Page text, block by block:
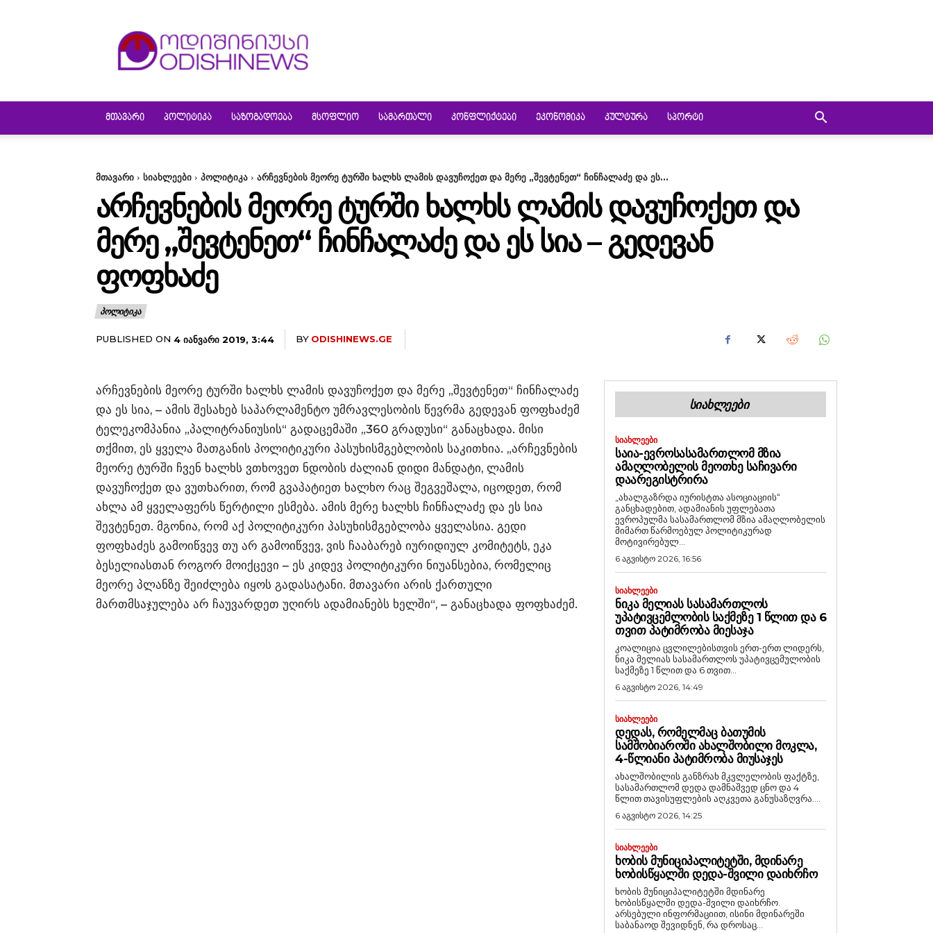
ᲛᲗᲐᲕᲐᲠᲘ ᲞᲝᲚᲘᲢᲘᲙᲐ ᲡᲐᲖᲝᲒᲐᲓᲝᲔᲑᲐ ᲛᲡᲝᲤᲚᲘᲝ ᲡᲐᲛᲐᲠᲗᲐᲚᲘ ᲙᲝᲜᲤᲚᲘᲥᲢᲔᲑᲘ ᲔᲙᲝᲜᲝᲛᲘᲙᲐ ᲙᲣᲚᲢᲣᲠᲐ ᲡᲞᲝᲠᲢᲘ
მთავარი სიახლეები პოლიტიკა არჩევნების მეორე ტურში ხალხს ლამის დავუჩოქეთ და მერე „შევტენეთ“ ჩინჩალაძე და ეს...
ᲐᲠᲩᲔᲕᲜᲔᲑᲘᲡ ᲛᲔᲝᲠᲔ ᲢᲣᲠᲨᲘ ᲮᲐᲚᲮᲡ ᲚᲐᲛᲘᲡ ᲓᲐᲕᲣᲩᲝᲥᲔᲗ ᲓᲐ
ᲛᲔᲠᲔ „ᲨᲔᲕᲢᲔᲜᲔᲗ“ ᲩᲘᲜᲩᲐᲚᲐᲫᲔ ᲓᲐ ᲔᲡ ᲡᲘᲐ – ᲒᲔᲓᲔᲕᲐᲜ
ᲤᲝᲤᲮᲐᲫᲔ
ᲞᲝᲚᲘᲢᲘᲙᲐ
PUBLISHED ON 4 ᲘᲐᲜᲕᲐᲠᲘ 2019, 3:44 BY ODISHINEWS.GE
არჩევნების მეორე ტურში ხალხს ლამის დავუჩოქეთ და მერე „შევტენეთ“ ჩინჩალაძე
და ეს სია, – ამის შესახებ საპარლამენტო უმრავლესობის წევრმა გედევან ფოფხაძემ
ტელეკომპანია „პალიტრანიუსის“ გადაცემაში „360 გრადუსი“ განაცხადა. მისი
თქმით, ეს ყველა მათგანის პოლიტიკური პასუხისმგებლობის საკითხია. „არჩევნების
მეორე ტურში ჩვენ ხალხს ვთხოვეთ ნდობის ძალიან დიდი მანდატი, ლამის
დავუჩოქეთ და ვუთხარით, რომ გვაპატიეთ ხალხო რაც შეგვეშალა, იცოდეთ, რომ
ახლა ამ ყველაფერს წერტილი ესმება. ამის მერე ხალხს ჩინჩალაძე და ეს სია
შევტენეთ. მგონია, რომ აქ პოლიტიკური პასუხისმგებლობა ყველასია. გედი
ფოფხაძეს გამოიწვევ თუ არ გამოიწვევ, ვის ჩააბარებ იურიდიულ კომიტეტს, ეკა
ბესელიასთან როგორ მოიქცევი – ეს კიდევ პოლიტიკური ნიუანსებია, რომელიც
მეორე პლანზე შეიძლება იყოს გადასატანი. მთავარი არის ქართული
მართმსაჯულება არ ჩაუვარდეთ უღირს ადამიანებს ხელში“, – განაცხადა ფოფხაძემ.
ᲡᲘᲐᲮᲚᲔᲔᲑᲘ
ᲡᲘᲐᲮᲚᲔᲔᲑᲘ
ᲡᲐᲘᲐ-ᲔᲕᲠᲝᲡᲐᲡᲐᲛᲐᲠᲗᲚᲝᲛ ᲛᲖᲘᲐ
ᲐᲛᲐᲦᲚᲝᲑᲔᲚᲘᲡ ᲛᲔᲝᲗᲮᲔ ᲡᲐᲩᲘᲕᲐᲠᲘ
ᲓᲐᲐᲠᲔᲒᲘᲡᲢᲠᲘᲠᲐ
„ახალგაზრდა იურისტთა ასოციაციის“
განცხადებით, ადამიანის უფლებათა
ევროპულმა სასამართლომ მზია ამაღლობელის
მიმართ წარმოებულ პოლიტიკურად
მოტივირებულ...
6 აგვისტო 2026, 16:56
ᲡᲘᲐᲮᲚᲔᲔᲑᲘ
ᲜᲘᲙᲐ ᲛᲔᲚᲘᲐᲡ ᲡᲐᲡᲐᲛᲐᲠᲗᲚᲝᲡ
ᲣᲞᲐᲢᲘᲕᲪᲔᲛᲚᲝᲑᲘᲡ ᲡᲐᲥᲛᲔᲖᲔ 1 ᲬᲚᲘᲗ ᲓᲐ 6
ᲗᲕᲘᲗ ᲞᲐᲢᲘᲛᲠᲝᲑᲐ ᲛᲘᲔᲡᲐᲯᲐ
კოალიცია ცვლილებისთვის ერთ-ერთ ლიდერს,
ნიკა მელიას სასამართლოს უპატივცემულობის
საქმეზე 1 წლით და 6 თვით...
6 აგვისტო 2026, 14:49
ᲡᲘᲐᲮᲚᲔᲔᲑᲘ
ᲓᲔᲓᲐᲡ, ᲠᲝᲛᲔᲚᲛᲐᲪ ᲑᲐᲗᲣᲛᲘᲡ
ᲡᲐᲛᲨᲝᲑᲘᲐᲠᲝᲨᲘ ᲐᲮᲐᲚᲨᲝᲑᲘᲚᲘ ᲛᲝᲙᲚᲐ,
4-ᲬᲚᲘᲐᲜᲘ ᲞᲐᲢᲘᲛᲠᲝᲑᲐ ᲛᲘᲣᲡᲐᲯᲔᲡ
ახალშობილის განზრახ მკვლელობის ფაქტზე,
სასამართლომ დედა დამნაშვედ ცნო და 4
წლით თავისუფლების აღკვეთა განუსაზღვრა....
6 აგვისტო 2026, 14:25
ᲡᲘᲐᲮᲚᲔᲔᲑᲘ
ᲮᲝᲑᲘᲡ ᲛᲣᲜᲘᲪᲘᲞᲐᲚᲘᲢᲔᲢᲨᲘ, ᲛᲓᲘᲜᲐᲠᲔ
ᲮᲝᲑᲘᲡᲬᲧᲐᲚᲨᲘ ᲓᲔᲓᲐ-ᲨᲕᲘᲚᲘ ᲓᲐᲘᲮᲠᲩᲝ
ხობის მუნიციპალიტეტში მდინარე
ხობისწყალში დედა-შვილი დაიხრჩო.
არსებული ინფორმაციით, ისინი მდინარეში
საბანაოდ შევიდნენ, რა დროსაც...